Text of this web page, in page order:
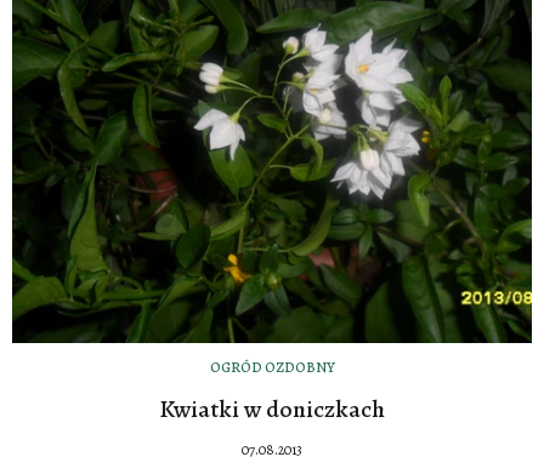
OGRÓD OZDOBNY
Kwiatki w doniczkach
07.08.2013